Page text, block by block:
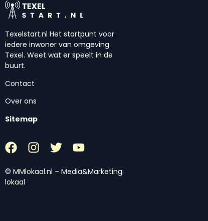
Texelstart.nl Het startpunt voor
iedere inwoner van omgeving
Texel. Weet wat er speelt in de
buurt.
Contact
Over ons
Sitemap
© MMlokaal.nl – Media&Marketing
lokaal